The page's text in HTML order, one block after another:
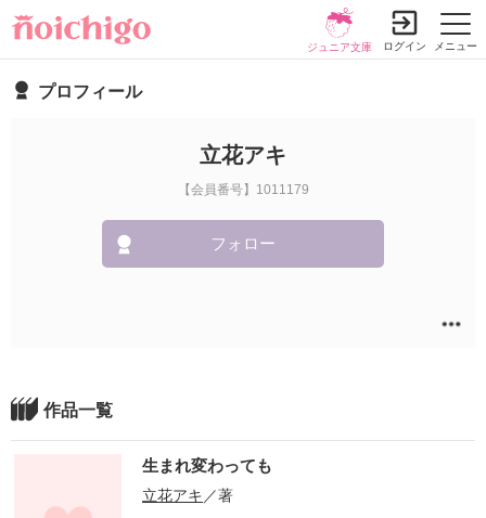
メニュー
ジュニア文庫 ログイン
プロフィール
立花アキ
【会員番号】1011179
フォロー
作品一覧
生まれ変わっても
立花アキ ／著